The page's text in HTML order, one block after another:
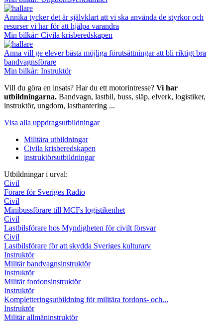
Annika tycker det är självklart att vi ska använda de styrkor och
resurser vi har för att hjälpa varandra
Min bilkår: Civila krisberedskapen
Anna vill ge elever bästa möjliga förutsättningar att bli riktigt bra
bandvagnsförare
Min bilkår: Instruktör
Vill du göra en insats? Har du ett motorintresse? Vi har
utbildningarna. Bandvagn, lastbil, buss, släp, elverk, logistiker,
instruktör, ungdom, lasthantering ...
Visa alla uppdragsutbildningar
Militära utbildningar
Civila krisberedskapen
instruktörsutbildningar
Utbildningar i urval:
Civil
Förare för Sveriges Radio
Civil
Minibussförare till MCFs logistikenhet
Civil
Lastbilsförare hos Myndigheten för civilt försvar
Civil
Lastbilsförare för att skydda Sveriges kulturarv
Instruktör
Militär bandvagnsinstruktör
Instruktör
Militär fordonsinstruktör
Instruktör
Kompletteringsutbildning för militära fordons- och...
Instruktör
Militär allmäninstruktör